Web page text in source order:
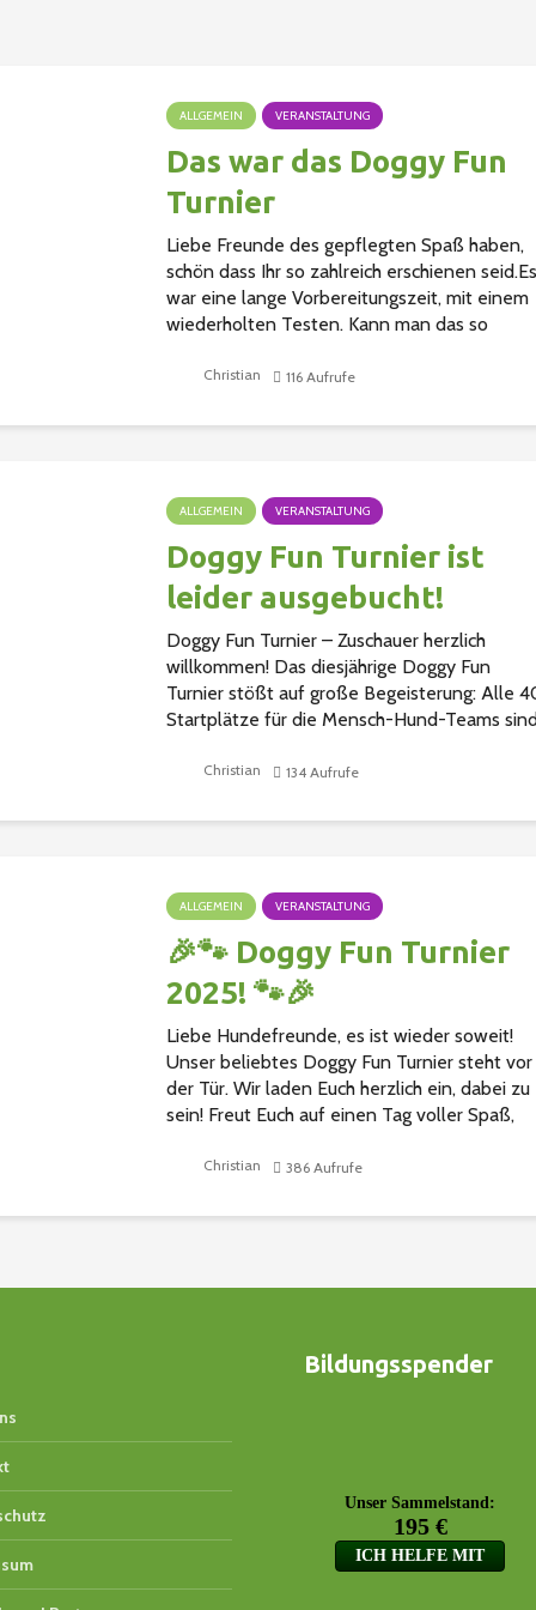
ALLGEMEIN VERANSTALTUNG
Das war das Doggy Fun
Turnier
Liebe Freunde des gepflegten Spaß haben,
schön dass Ihr so zahlreich erschienen seid.Es
war eine lange Vorbereitungszeit, mit einem
wiederholten Testen. Kann man das so
Christian 116 Aufrufe
ALLGEMEIN VERANSTALTUNG
Doggy Fun Turnier ist
leider ausgebucht!
Doggy Fun Turnier – Zuschauer herzlich
willkommen! Das diesjährige Doggy Fun
Turnier stößt auf große Begeisterung: Alle
Startplätze für die Mensch-Hund-Teams
Christian 134 Aufrufe
ALLGEMEIN VERANSTALTUNG
🎉🐾 Doggy Fun Turnier
2025! 🐾🎉
Liebe Hundefreunde, es ist wieder soweit!
Unser beliebtes Doggy Fun Turnier steht vor
der Tür. Wir laden Euch herzlich ein, dabei zu
sein! Freut Euch auf einen Tag voller Spaß,
Christian 386 Aufrufe
Bildungsspender